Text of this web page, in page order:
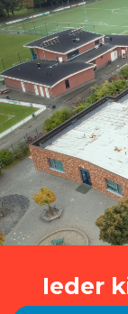
Wie we zijn
Wat we
Onze
Contact
Ieder